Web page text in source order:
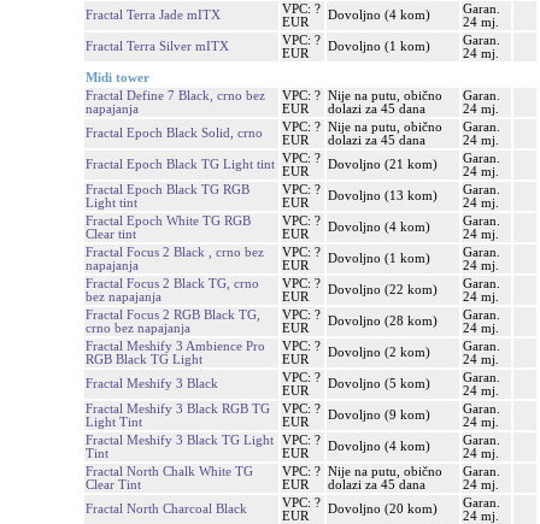
Fractal Terra Jade mITX
VPC: ?
EUR
Dovoljno (4 kom)
Garan.
24 mj.
Fractal Terra Silver mITX
VPC: ?
EUR
Dovoljno (1 kom)
Garan.
24 mj.
Midi tower
Fractal Define 7 Black, crno bez
napajanja
VPC: ?
EUR
Nije na putu, obično
dolazi za 45 dana
Garan.
24 mj.
Fractal Epoch Black Solid, crno
VPC: ?
EUR
Nije na putu, obično
dolazi za 45 dana
Garan.
24 mj.
Fractal Epoch Black TG Light tint VPC: ?
EUR
Dovoljno (21 kom)
Garan.
24 mj.
Fractal Epoch Black TG RGB
Light tint
VPC: ?
EUR
Dovoljno (13 kom)
Garan.
24 mj.
Fractal Epoch White TG RGB
Clear tint
VPC: ?
EUR
Dovoljno (4 kom)
Garan.
24 mj.
Fractal Focus 2 Black , crno bez
napajanja
VPC: ?
EUR
Dovoljno (1 kom)
Garan.
24 mj.
Fractal Focus 2 Black TG, crno
bez napajanja
VPC: ?
EUR
Dovoljno (22 kom)
Garan.
24 mj.
Fractal Focus 2 RGB Black TG,
crno bez napajanja
VPC: ?
EUR
Dovoljno (28 kom)
Garan.
24 mj.
Fractal Meshify 3 Ambience Pro
RGB Black TG Light
VPC: ?
EUR
Dovoljno (2 kom)
Garan.
24 mj.
Fractal Meshify 3 Black
VPC: ?
EUR
Dovoljno (5 kom)
Garan.
24 mj.
Fractal Meshify 3 Black RGB TG
Light Tint
VPC: ?
EUR
Dovoljno (9 kom)
Garan.
24 mj.
Fractal Meshify 3 Black TG Light
Tint
VPC: ?
EUR
Dovoljno (4 kom)
Garan.
24 mj.
Fractal North Chalk White TG
Clear Tint
VPC: ?
EUR
Nije na putu, obično
dolazi za 45 dana
Garan.
24 mj.
Fractal North Charcoal Black
VPC: ?
EUR
Dovoljno (20 kom)
Garan.
24 mj.